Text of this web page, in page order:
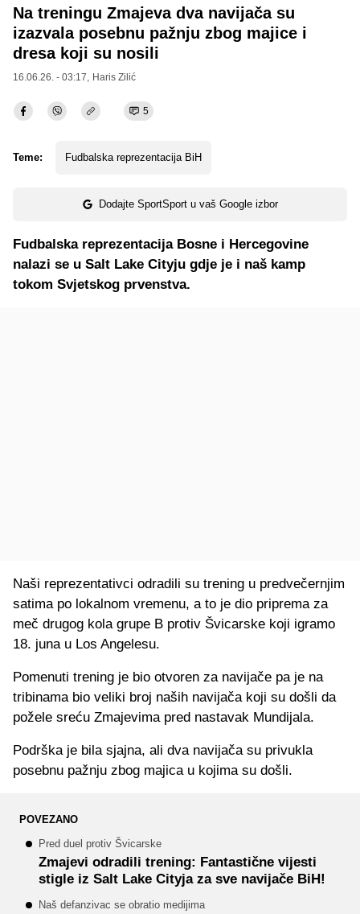
Na treningu Zmajeva dva navijača su
izazvala posebnu pažnju zbog majice i
dresa koji su nosili
16.06.26. - 03:17, Haris Zilić
5
Teme: Fudbalska reprezentacija BiH
Dodajte SportSport u vaš Google izbor
Fudbalska reprezentacija Bosne i Hercegovine
nalazi se u Salt Lake Cityju gdje je i naš kamp
tokom Svjetskog prvenstva.
Naši reprezentativci odradili su trening u predvečernjim
satima po lokalnom vremenu, a to je dio priprema za
meč drugog kola grupe B protiv Švicarske koji igramo
18. juna u Los Angelesu.
Pomenuti trening je bio otvoren za navijače pa je na
tribinama bio veliki broj naših navijača koji su došli da
požele sreću Zmajevima pred nastavak Mundijala.
Podrška je bila sjajna, ali dva navijača su privukla
posebnu pažnju zbog majica u kojima su došli.
POVEZANO
Pred duel protiv Švicarske
Zmajevi odradili trening: Fantastične vijesti
stigle iz Salt Lake Cityja za sve navijače BiH!
Naš defanzivac se obratio medijima